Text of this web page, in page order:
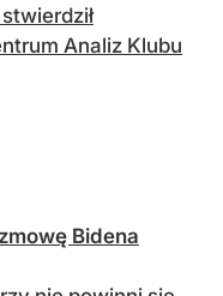
Analiz Klubu
Bidena